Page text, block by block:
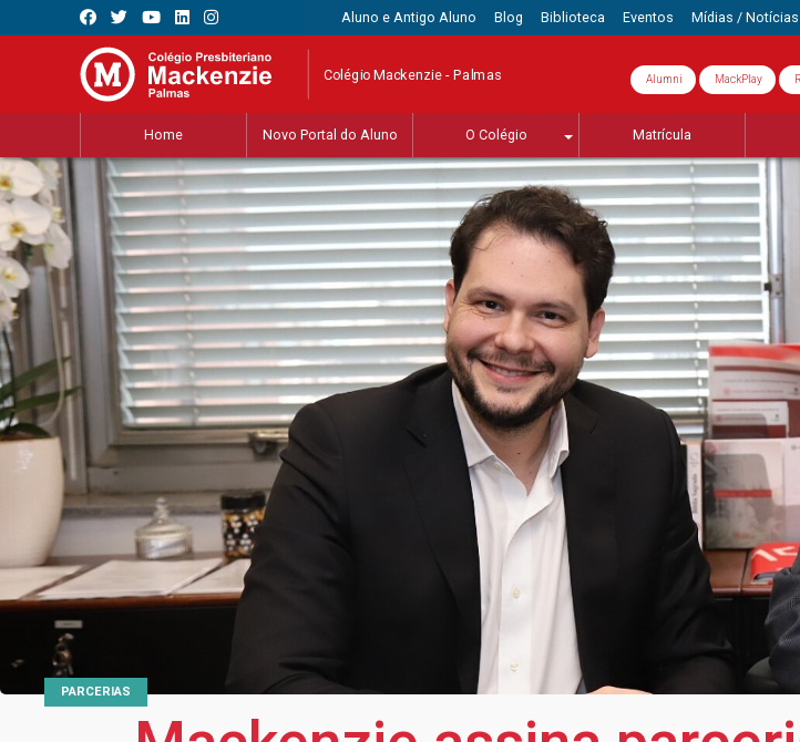
Aluno e Antigo Aluno Blog Biblioteca Eventos Mídias / Notícias
Colégio Mackenzie - Palmas Alumni MackPlay
Home Novo Portal do Aluno O Colégio Matrícula
PARCERIAS